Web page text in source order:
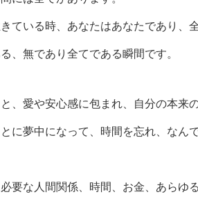
ている時、あなたはあなたであり、
、無であり全てである瞬間です。
、愛や安心感に包まれ、自分の本来
に夢中になって、時間を忘れ、なん
要な人間関係、時間、お金、あらゆ